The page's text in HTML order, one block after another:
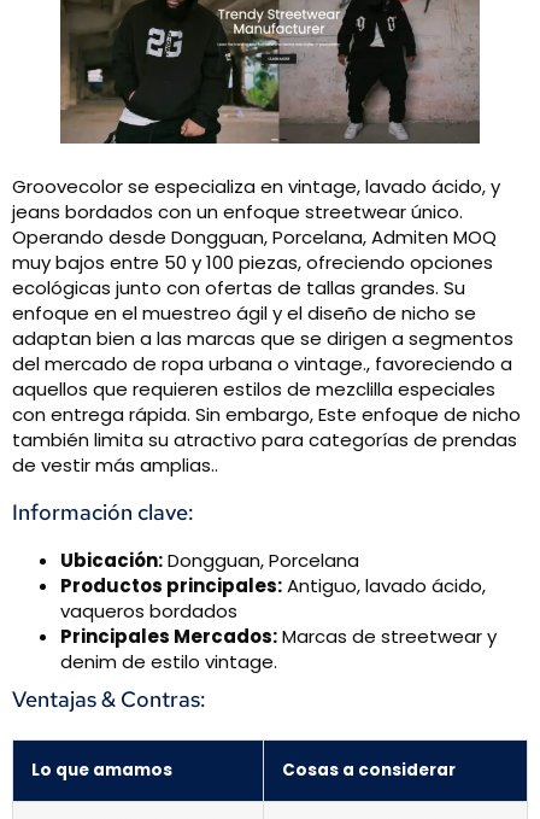
Groovecolor se especializa en vintage, lavado ácido, y
jeans bordados con un enfoque streetwear único.
Operando desde Dongguan, Porcelana, Admiten MOQ
muy bajos entre 50 y 100 piezas, ofreciendo opciones
ecológicas junto con ofertas de tallas grandes. Su
enfoque en el muestreo ágil y el diseño de nicho se
adaptan bien a las marcas que se dirigen a segmentos
del mercado de ropa urbana o vintage., favoreciendo a
aquellos que requieren estilos de mezclilla especiales
con entrega rápida. Sin embargo, Este enfoque de nicho
también limita su atractivo para categorías de prendas
de vestir más amplias..
Información clave:
Ubicación:Dongguan, Porcelana
Productos principales:Antiguo, lavado ácido,
vaqueros bordados
Principales Mercados:Marcas de streetwear y
denim de estilo vintage.
Ventajas & Contras:
Lo que amamos Cosas a considerar